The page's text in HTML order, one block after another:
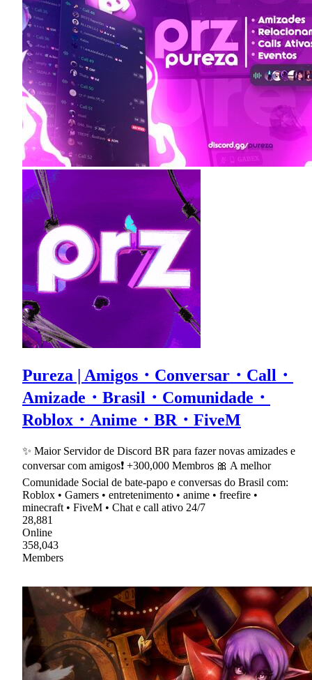
Pureza | Amigos・Conversar・Call・
Amizade・Brasil・Comunidade・
Roblox・Anime・BR・FiveM
✨ Maior Servidor de Discord BR para fazer novas amizades e
conversar com amigos❗ +300,000 Membros 🎀 A melhor
Comunidade Social de bate-papo e conversas do Brasil com:
Roblox • Gamers • entretenimento • anime • freefire •
minecraft • FiveM • Chat e call ativo 24/7
28,881
Online
358,043
Members